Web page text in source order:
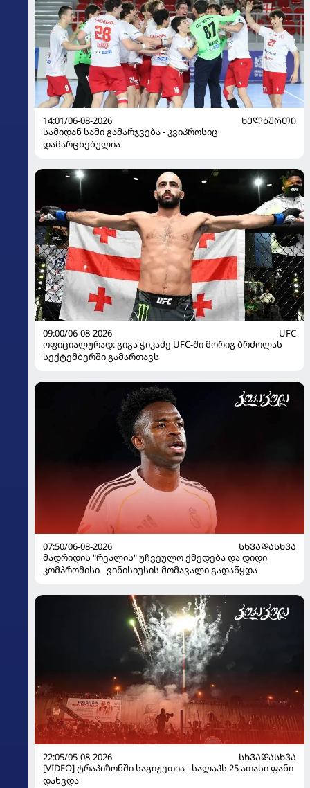
14:01/06-08-2026
ᲮᲔᲚᲑᲣᲠᲗᲘ
სამიდან სამი გამარჯვება - კვიპროსიც
დამარცხებულია
09:00/06-08-2026
UFC
ოფიციალურად: გიგა ჭიკაძე UFC-ში მორიგ ბრძოლას
სექტემბერში გამართავს
07:50/06-08-2026
ᲡᲮᲕᲐᲓᲐᲡᲮᲕᲐ
მადრიდის "რეალის" უჩვეულო ქმედება და დიდი
კომპრომისი - ვინისიუსის მომავალი გადაწყდა
22:05/05-08-2026
ᲡᲮᲕᲐᲓᲐᲡᲮᲕᲐ
[VIDEO] ტრაპიზონში საგიჟეთია - სალაჰს 25 ათასი ფანი
დახვდა